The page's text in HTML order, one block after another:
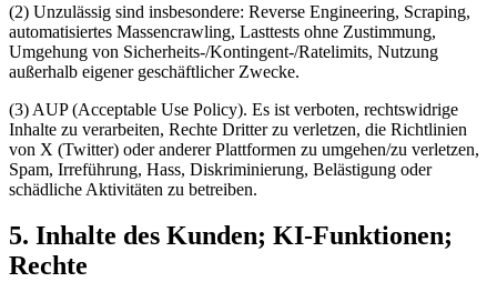
(2) Unzulässig sind insbesondere: Reverse Engineering, Scraping,
automatisiertes Massencrawling, Lasttests ohne Zustimmung,
Umgehung von Sicherheits-/Kontingent-/Ratelimits, Nutzung
außerhalb eigener geschäftlicher Zwecke.
(3) AUP (Acceptable Use Policy). Es ist verboten, rechtswidrige
Inhalte zu verarbeiten, Rechte Dritter zu verletzen, die Richtlinien
von X (Twitter) oder anderer Plattformen zu umgehen/zu verletzen,
Spam, Irreführung, Hass, Diskriminierung, Belästigung oder
schädliche Aktivitäten zu betreiben.
5. Inhalte des Kunden; KI-Funktionen;
Rechte